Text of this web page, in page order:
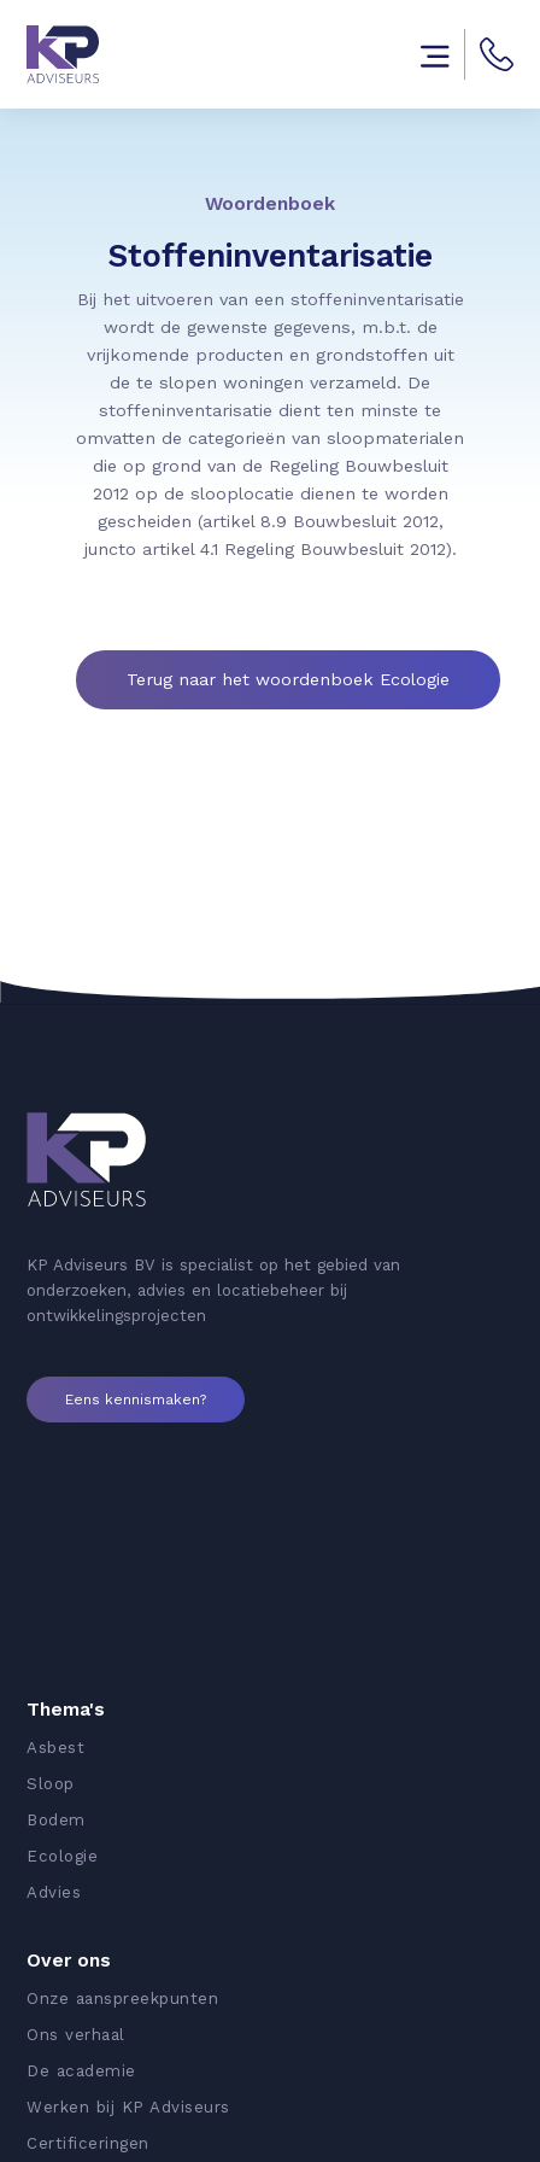
Woordenboek
Stoffeninventarisatie
Bij het uitvoeren van een stoffeninventarisatie
wordt de gewenste gegevens, m.b.t. de
vrijkomende producten en grondstoffen uit
de te slopen woningen verzameld. De
stoffeninventarisatie dient ten minste te
omvatten de categorieën van sloopmaterialen
die op grond van de Regeling Bouwbesluit
2012 op de slooplocatie dienen te worden
gescheiden (artikel 8.9 Bouwbesluit 2012,
juncto artikel 4.1 Regeling Bouwbesluit 2012).
Terug naar het woordenboek Ecologie
KP Adviseurs BV is specialist op het gebied van
onderzoeken, advies en locatiebeheer bij
ontwikkelingsprojecten
Eens kennismaken?
Thema's
Asbest
Sloop
Bodem
Ecologie
Advies
Over ons
Onze aanspreekpunten
Ons verhaal
De academie
Werken bij KP Adviseurs
Certificeringen